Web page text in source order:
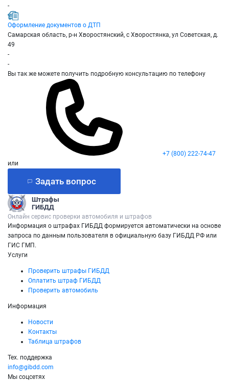
-
Оформление документов о ДТП
Самарская область, р-н Хворостянский, с Хворостянка, ул Советская, д.
49
-
-
Вы так же можете получить подробную консультацию по телефону
+7 (800) 222-74-47
или
Задать вопрос
Штрафы
ГИБДД
Онлайн сервис проверки автомобиля и штрафов
Информация о штрафах ГИБДД формируется автоматически на основе
запроса по данным пользователя в официальную базу ГИБДД РФ или
ГИС ГМП.
Услуги
Проверить штрафы ГИБДД
Оплатить штраф ГИБДД
Проверить автомобиль
Информация
Новости
Контакты
Таблица штрафов
Тех. поддержка
info@gibdd.com
Мы соцсетях